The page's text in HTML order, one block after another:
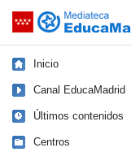
Saltar navegación
Inicio
Canal EducaMadrid
Últimos contenidos
Centros